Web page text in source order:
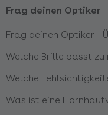
Frag deinen Optiker
Frag deinen Optiker -
Welche Brille passt zu
Welche
Was ist eine